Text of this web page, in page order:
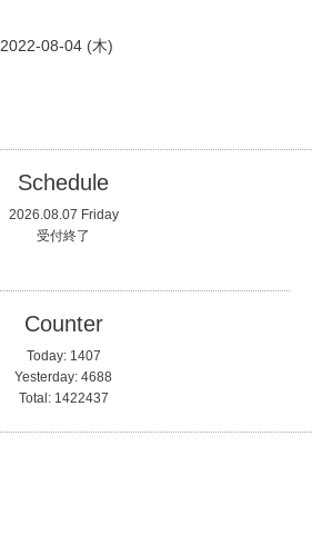
2022-08-04 (木)
Schedule
2026.08.07 Friday
受付終了
Counter
Today: 1407
Yesterday: 4688
Total: 1422437